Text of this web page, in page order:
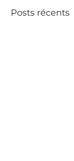
Posts récents